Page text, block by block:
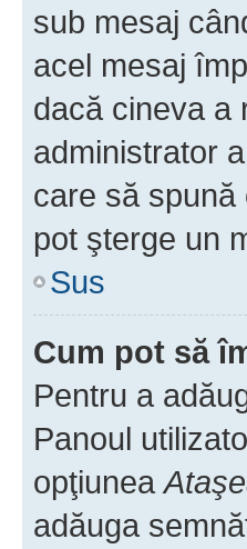
sub mesaj
acel mesaj
dacă cineva a
administrator
care să spună
pot şterge un
Sus
Cum pot să
Pentru a
Panoul
opţiunea
adăuga